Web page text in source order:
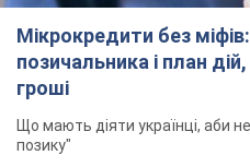
Мікрокредити без
позичальника і план
гроші
Що мають діяти українці, аби
позику"